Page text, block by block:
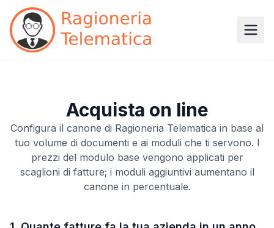
Acquista on line
Configura il canone di Ragioneria Telematica in base al
tuo volume di documenti e ai moduli che ti servono. I
prezzi del modulo base vengono applicati per
scaglioni di fatture; i moduli aggiuntivi aumentano il
canone in percentuale.